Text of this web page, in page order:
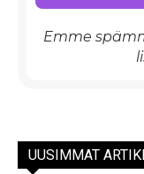
Emme
UUSIMMAT